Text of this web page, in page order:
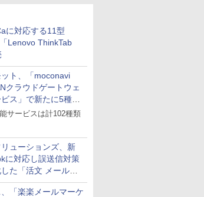
に対応する11型
Lenovo ThinkTab
ット、「moconavi
クラウドゲートウェ
ス」で新たに5種類
スと連携開始
サービスは計102種類
リューションズ、新
に対応し誤送信対策
た「活文 メール誤
アドインサービス」
「楽楽メールマーケ